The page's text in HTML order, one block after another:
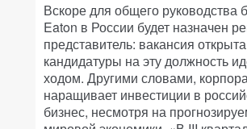
Вскоре для общего руководства
Eaton в России будет назначен
представитель: вакансия
кандидатуры на эту должность
ходом. Другими словами,
наращивает инвестиции в
бизнес, несмотря на